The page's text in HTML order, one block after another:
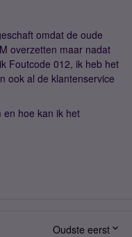
omdat de oude
overzetten maar nadat
Foutcode 012, ik heb het
ook al de klantenservice
en hoe kan ik het
Oudste eerst